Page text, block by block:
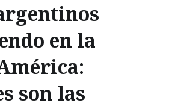
en la
son las